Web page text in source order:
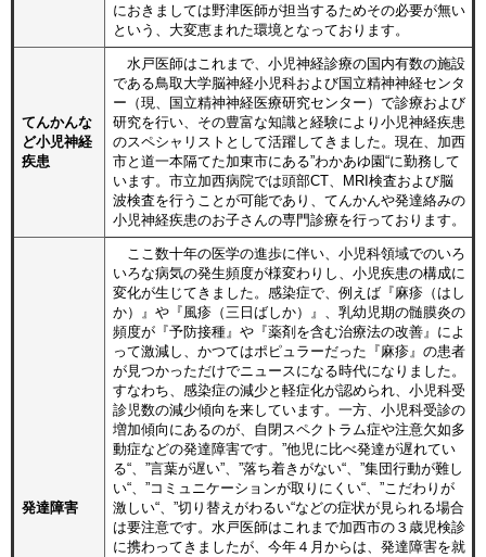
におきましては野津医師が担当するためその必要が無い
という、大変恵まれた環境となっております。
てんかんな
ど小児神経
疾患
水戸医師はこれまで、小児神経診療の国内有数の施設
である鳥取大学脳神経小児科および国立精神神経センタ
ー（現、国立精神神経医療研究センター）で診療および
研究を行い、その豊富な知識と経験により小児神経疾患
のスペシャリストとして活躍してきました。現在、加西
市と道一本隔てた加東市にある”わかあゆ園“に勤務して
います。市立加西病院では頭部CT、MRI検査および脳
波検査を行うことが可能であり、てんかんや発達絡みの
小児神経疾患のお子さんの専門診療を行っております。
発達障害
ここ数十年の医学の進歩に伴い、小児科領域でのいろ
いろな病気の発生頻度が様変わりし、小児疾患の構成に
変化が生じてきました。感染症で、例えば『麻疹（はし
か）』や『風疹（三日ばしか）』、乳幼児期の髄膜炎の
頻度が『予防接種』や『薬剤を含む治療法の改善』によ
って激減し、かつてはポピュラーだった『麻疹』の患者
が見つかっただけでニュースになる時代になりました。
すなわち、感染症の減少と軽症化が認められ、小児科受
診児数の減少傾向を来しています。一方、小児科受診の
増加傾向にあるのが、自閉スペクトラム症や注意欠如多
動症などの発達障害です。”他児に比べ発達が遅れてい
る“、”言葉が遅い”、”落ち着きがない“、”集団行動が難し
い“、”コミュニケーションが取りにくい“、”こだわりが
激しい“、”切り替えがわるい“などの症状が見られる場合
は要注意です。水戸医師はこれまで加西市の３歳児検診
に携わってきましたが、今年４月からは、発達障害を就